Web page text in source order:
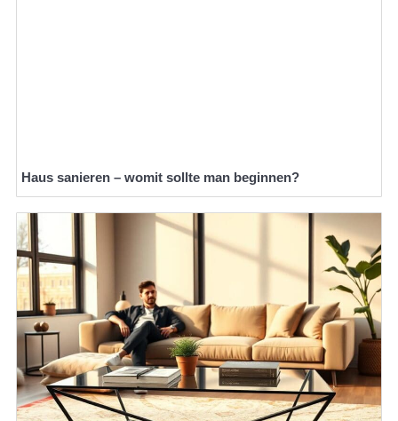
Haus sanieren – womit sollte man beginnen?